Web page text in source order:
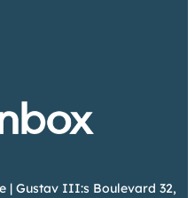
| Gustav III:s Boulevard 32,